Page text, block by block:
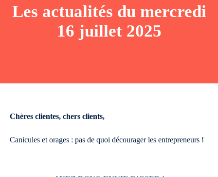
Les actualités du mercredi
16 juillet 2025
Chères clientes, chers clients,
Canicules et orages : pas de quoi décourager les entrepreneurs !